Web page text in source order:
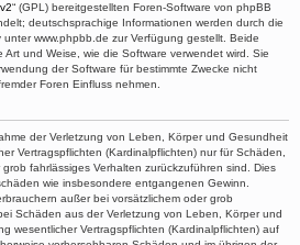
“ (GPL) bereitgestellten Foren-Software von phpBB
deutschsprachige Informationen werden durch die
www.phpbb.de zur Verfügung gestellt. Beide
und Weise, wie die Software verwendet wird. Sie
der Software für bestimmte Zwecke nicht
Foren Einfluss nehmen.
der Verletzung von Leben, Körper und Gesundheit
Vertragspflichten (Kardinalpflichten) nur für Schäden,
fahrlässiges Verhalten zurückzuführen sind. Dies
wie insbesondere entgangenen Gewinn.
außer bei vorsätzlichem oder grob
Schäden aus der Verletzung von Leben, Körper und
wesentlicher Vertragspflichten (Kardinalpflichten) auf